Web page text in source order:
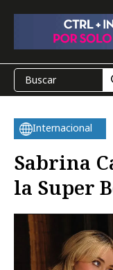
Internacional
Sabrina
la Super